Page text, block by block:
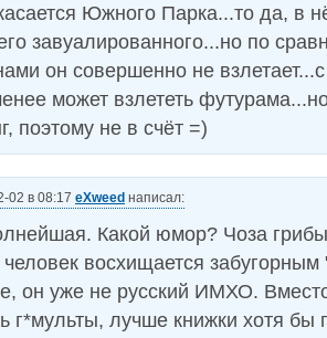
Южного Парка...то да, в
завуалированного...но по
он совершенно не
может взлететь
поэтому не в счёт =)
02 в 08:17 eXweed написал:
Какой юмор? Чоза
человек восхищается
он уже не русский ИМХО.
г*мульты, лучше книжки хотя бы